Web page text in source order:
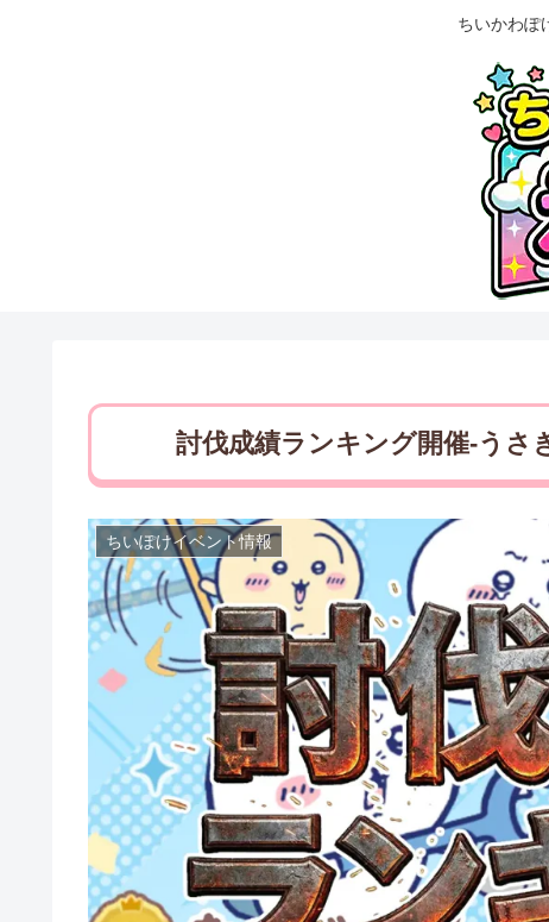
ちいかわぽ
討伐成績ランキング開催-うさ
ちいぽけイベント情報